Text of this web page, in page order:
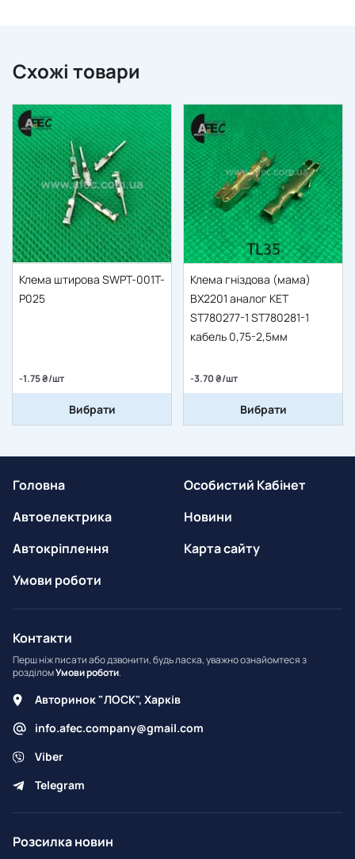
Схожі товари
Клема штирова SWPT-001T-
P025
-1.75 ₴/шт
Вибрати
Клема гніздова (мама)
BX2201 аналог KET
ST780277-1 ST780281-1
кабель 0,75-2,5мм
-3.70 ₴/шт
Вибрати
Головна
Автоелектрика
Автокріплення
Умови роботи
Особистий Кабінет
Новини
Карта сайту
Контакти
Перш ніж писати або дзвонити, будь ласка, уважно ознайомтеся з
розділомУмови роботи.
Авторинок "ЛОСК", Харків
info.afec.company@gmail.com
Viber
Telegram
Розсилка новин